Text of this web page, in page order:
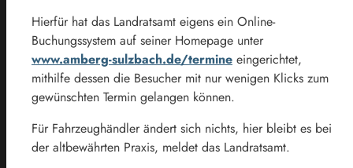
Hierfür hat das Landratsamt eigens ein Online-
Buchungssystem auf seiner Homepage unter
www.amberg-sulzbach.de/termine eingerichtet,
mithilfe dessen die Besucher mit nur wenigen Klicks zum
gewünschten Termin gelangen können.
Für Fahrzeughändler ändert sich nichts, hier bleibt es bei
der altbewährten Praxis, meldet das Landratsamt.